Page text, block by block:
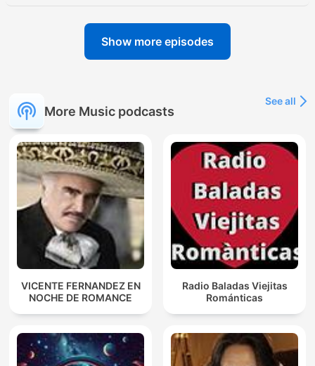
Show more episodes
More Music podcasts
See all
VICENTE FERNANDEZ EN
NOCHE DE ROMANCE
Radio Baladas Viejitas
Románticas